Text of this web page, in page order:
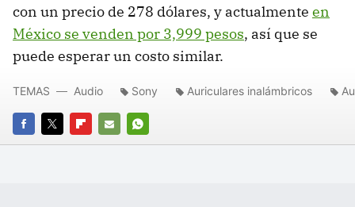
con un precio de 278 dólares, y actualmente en
México se venden por 3,999 pesos, así que se
puede esperar un costo similar.
FACEBOOK
TWITTERFLIPBOARD
E-
WHATSAPP
TEMAS Audio Sony Auriculares inalámbricos